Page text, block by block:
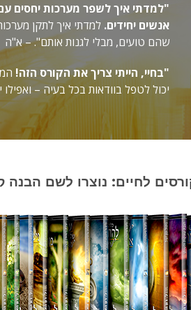
"למדתי איך לשפר מערכות יחסים
אנשים יחידים. למדתי איך לתקן
שהם טועים, מבלי לגנות אותם". – א"ה
"בחיי, הייתי צריך את הקורס הזה!
יכול לטפל בוודאות בכל בעיה –
לחיים: נוצרו לשם הבנה